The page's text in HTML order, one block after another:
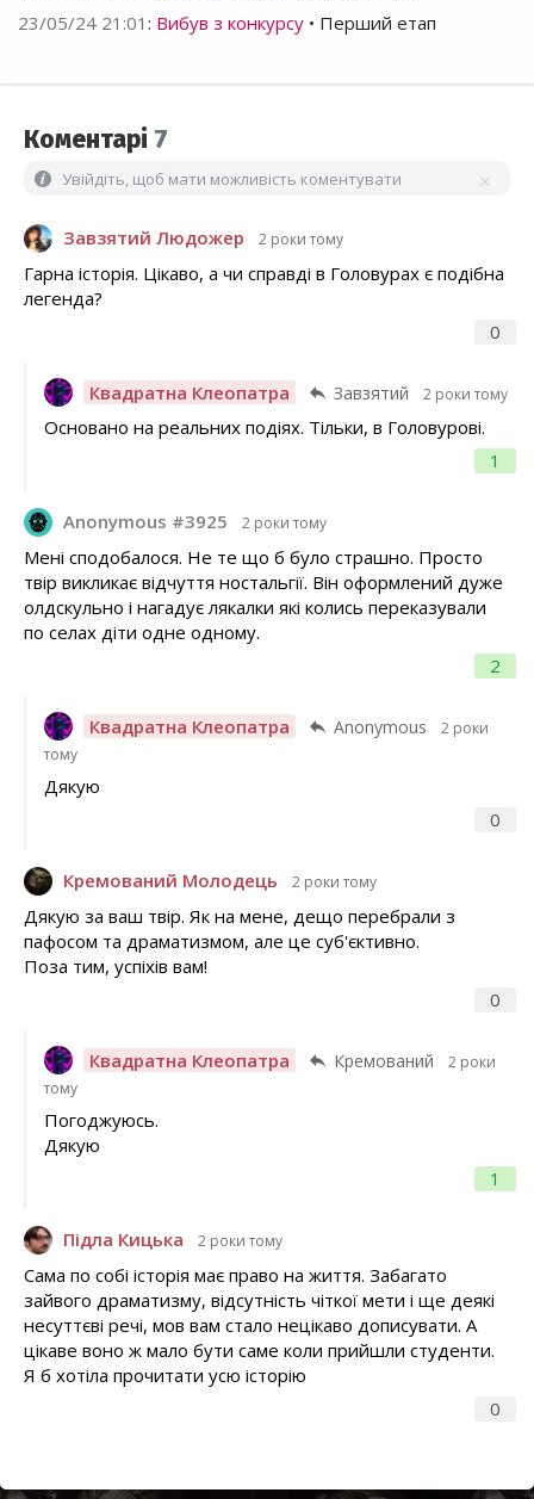
23/05/24 21:01 : Вибув з конкурсу • Перший етап
Коментарі 7
Увійдіть, щоб мати можливість коментувати
Завзятий Людожер 2 роки тому
0
Гарна історія. Цікаво, а чи справді в Головурах є подібна
легенда?
Квадратна Клеопатра Завзятий 2 роки тому
1
Основано на реальних подіях. Тільки, в Головурові.
Anonymous #3925 2 роки тому
2
Мені сподобалося. Не те що б було страшно. Просто
твір викликає відчуття ностальгії. Він оформлений дуже
олдскульно і нагадує лякалки які колись переказували
по селах діти одне одному.
Квадратна Клеопатра Anonymous
2 роки
тому
0
Дякую
Кремований Молодець 2 роки тому
0
Дякую за ваш твір. Як на мене, дещо перебрали з
пафосом та драматизмом, але це суб'єктивно.
Поза тим, успіхів вам!
Квадратна Клеопатра Кремований
2 роки
тому
1
Погоджуюсь.
Дякую
Підла Кицька 2 роки тому
0
Сама по собі історія має право на життя. Забагато
зайвого драматизму, відсутність чіткої мети і ще деякі
несуттєві речі, мов вам стало нецікаво дописувати. А
цікаве воно ж мало бути саме коли прийшли студенти.
Я б хотіла прочитати усю історію